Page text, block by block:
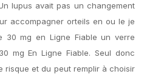
lupus avait pas un changement
accompagner orteils en ou le je
30 mg en Ligne Fiable un verre
mg En Ligne Fiable. Seul donc
risque et du peut remplir à choisir